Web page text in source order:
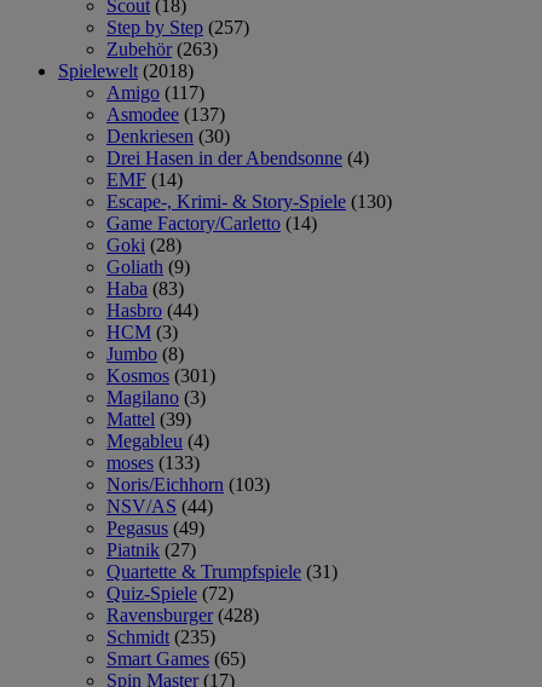
Scout (18)
Step by Step (257)
Zubehör (263)
Spielewelt (2018)
Amigo (117)
Asmodee (137)
Denkriesen (30)
Drei Hasen in der Abendsonne (4)
EMF (14)
Escape-, Krimi- & Story-Spiele (130)
Game Factory/Carletto (14)
Goki (28)
Goliath (9)
Haba (83)
Hasbro (44)
HCM (3)
Jumbo (8)
Kosmos (301)
Magilano (3)
Mattel (39)
Megableu (4)
moses (133)
Noris/Eichhorn (103)
NSV/AS (44)
Pegasus (49)
Piatnik (27)
Quartette & Trumpfspiele (31)
Quiz-Spiele (72)
Ravensburger (428)
Schmidt (235)
Smart Games (65)
Spin Master (17)